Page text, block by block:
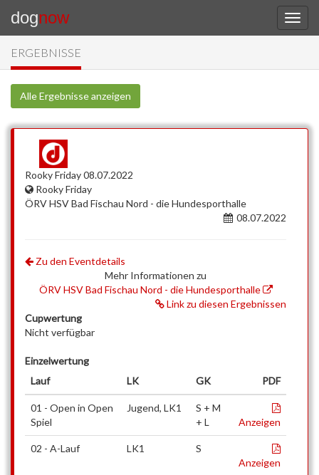
dognow
ERGEBNISSE
Alle Ergebnisse anzeigen
Rooky Friday 08.07.2022
Rooky Friday
ÖRV HSV Bad Fischau Nord - die Hundesporthalle
08.07.2022
Zu den Eventdetails
Mehr Informationen zu
ÖRV HSV Bad Fischau Nord - die Hundesporthalle
Link zu diesen Ergebnissen
Cupwertung
Nicht verfügbar
Einzelwertung
Lauf
LK GK PDF
01 - Open in Open
Spiel
Jugend, LK1
S + M
+ L
Anzeigen
02 - A-Lauf LK1
S
Anzeigen